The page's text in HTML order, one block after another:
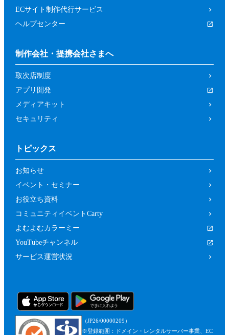
ECサイト制作代行サービス
ヘルプセンター
制作会社・提携会社さまへ
取次店制度
アプリ開発
メディアキット
セキュリティ
トピックス
お知らせ
イベント・セミナー
お役立ち資料
コミュニティイベントCarty
よむよむカラーミー
YouTubeチャンネル
サービス運営状況
（JP26/00000209）
※登録範囲：ドメイン・レンタルサーバー事業、EC